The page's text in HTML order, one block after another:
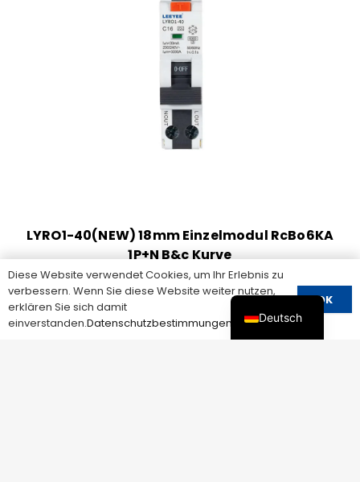
LYRO1-40(NEW) 18mm Einzelmodul RcBo6KA
1P+N B&c Kurve
Diese Website verwendet Cookies, um Ihr Erlebnis zu
verbessern. Wenn Sie diese Website weiter nutzen,
erklären Sie sich damit
einverstanden.Datenschutzbestimmungen
OK
Deutsch